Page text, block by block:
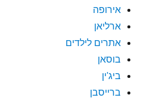
אירופה
ארליאן
אתרים לילדים
בוסאן
ביג'ין
ברייסבן